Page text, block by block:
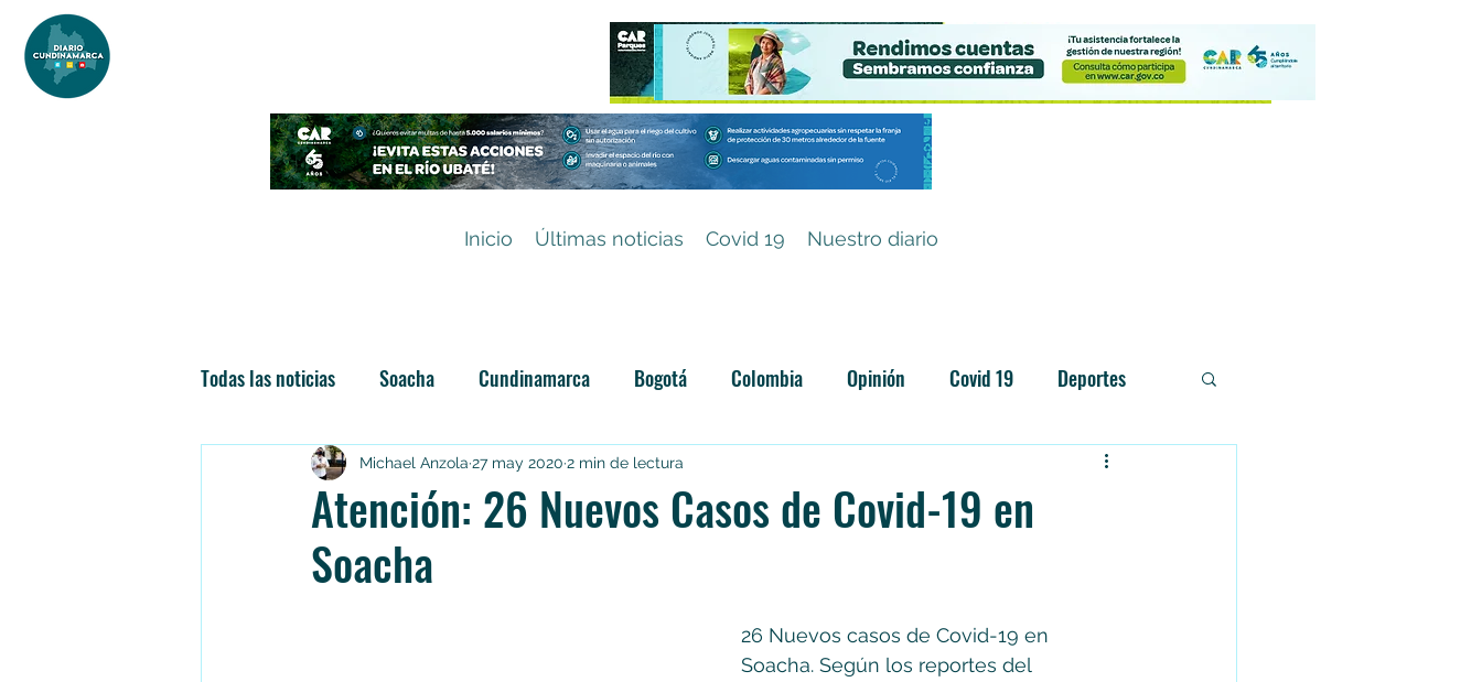
Inicio Últimas noticias Covid 19 Nuestro diario
Todas las noticias Soacha Cundinamarca Bogotá Colombia Opinión Covid 19 Deportes
Las nuevas soachunidades Categoría sin título
Atención: 26 Nuevos Casos de Covid-19 en
Soacha
Michael Anzola 27 may 2020 2 min de lectura
26 Nuevos casos de Covid-19 en
Soacha. Según los reportes del